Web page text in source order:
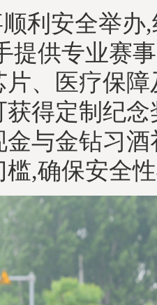
利安全举办
提供专业赛
片、医疗保
获得定制纪
与金钻习
,确保安全